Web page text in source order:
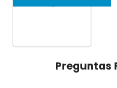
Preguntas